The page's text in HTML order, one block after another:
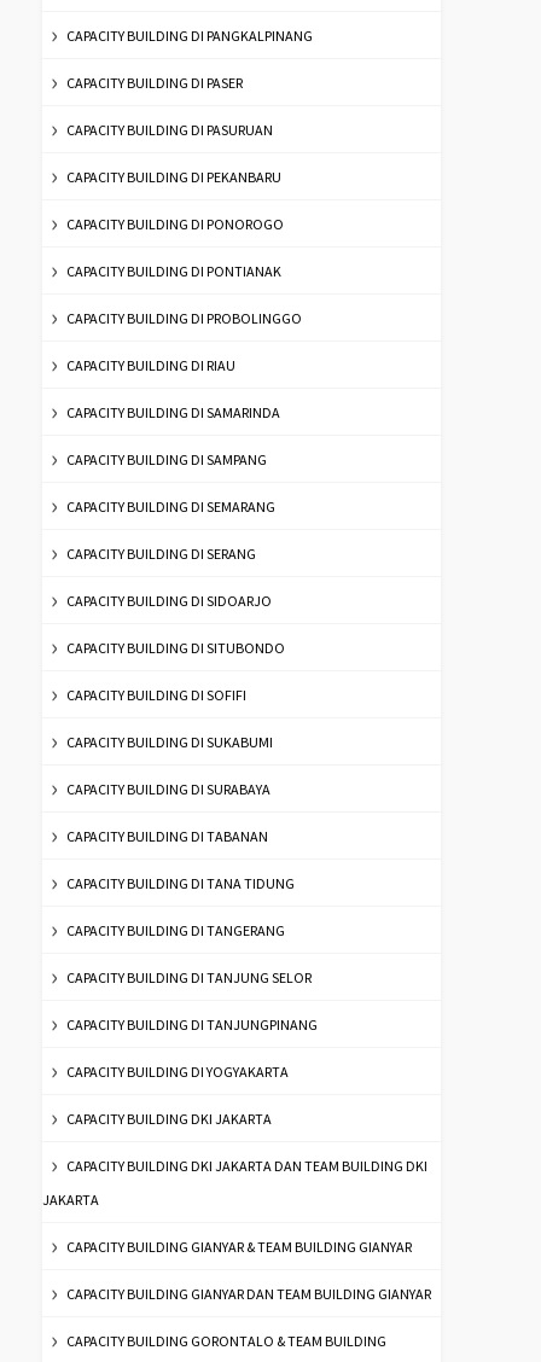
CAPACITY BUILDING DI PANGKALPINANG
CAPACITY BUILDING DI PASER
CAPACITY BUILDING DI PASURUAN
CAPACITY BUILDING DI PEKANBARU
CAPACITY BUILDING DI PONOROGO
CAPACITY BUILDING DI PONTIANAK
CAPACITY BUILDING DI PROBOLINGGO
CAPACITY BUILDING DI RIAU
CAPACITY BUILDING DI SAMARINDA
CAPACITY BUILDING DI SAMPANG
CAPACITY BUILDING DI SEMARANG
CAPACITY BUILDING DI SERANG
CAPACITY BUILDING DI SIDOARJO
CAPACITY BUILDING DI SITUBONDO
CAPACITY BUILDING DI SOFIFI
CAPACITY BUILDING DI SUKABUMI
CAPACITY BUILDING DI SURABAYA
CAPACITY BUILDING DI TABANAN
CAPACITY BUILDING DI TANA TIDUNG
CAPACITY BUILDING DI TANGERANG
CAPACITY BUILDING DI TANJUNG SELOR
CAPACITY BUILDING DI TANJUNGPINANG
CAPACITY BUILDING DI YOGYAKARTA
CAPACITY BUILDING DKI JAKARTA
CAPACITY BUILDING DKI JAKARTA DAN TEAM BUILDING DKI
JAKARTA
CAPACITY BUILDING GIANYAR & TEAM BUILDING GIANYAR
CAPACITY BUILDING GIANYAR DAN TEAM BUILDING GIANYAR
CAPACITY BUILDING GORONTALO & TEAM BUILDING